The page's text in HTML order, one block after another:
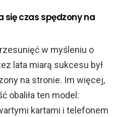
się czas spędzony na
w myśleniu o
lata miarą sukcesu był
na stronie. Im więcej,
obaliła ten model:
kartami i telefonem